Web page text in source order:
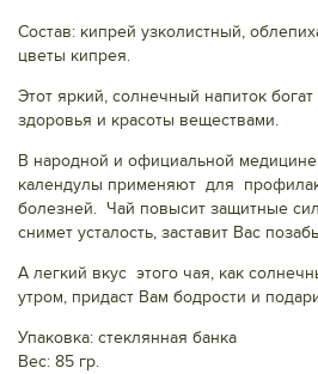
Состав: кипрей узколистный,
цветы кипрея.
Этот яркий, солнечный напиток
здоровья и красоты веществами.
В народной и официальной
календулы применяют для
болезней. Чай повысит защитные
снимет усталость, заставит Вас
А легкий вкус этого чая, как
утром, придаст Вам бодрости и
Упаковка: стеклянная банка
Вес: 85 гр.